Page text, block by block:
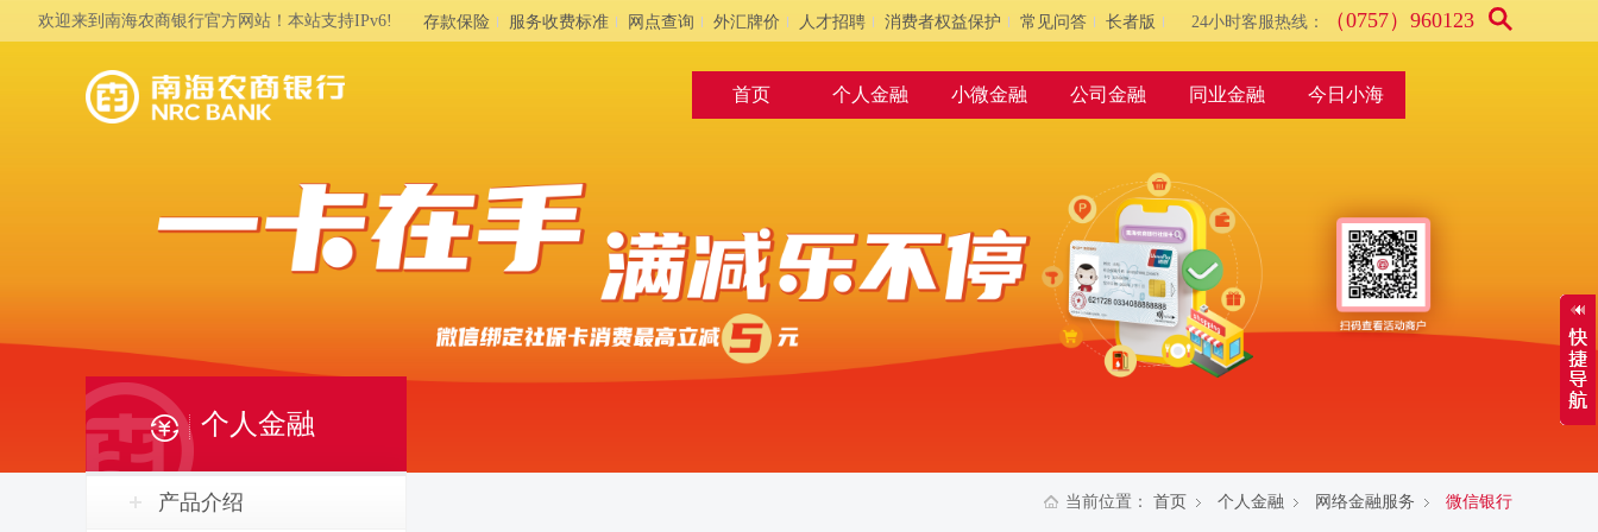
存款保险 服务收费标准 网点查询 外汇牌价 人才招聘 消费者权益保护 常见问答 长者版 24小时客服热线： （0757）960123
欢迎来到南海农商银行官方网站！本站支持IPv6!
首页 个人金融 小微金融 公司金融 同业金融 今日小海
当前位置： 首页 个人金融 网络金融服务 微信银行
个人金融
产品介绍